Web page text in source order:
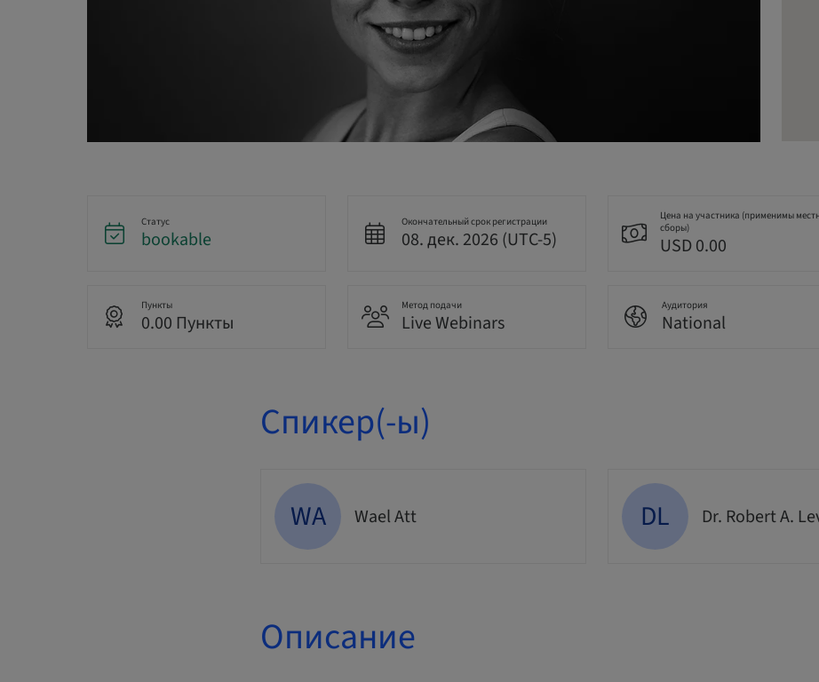
Статус
bookable
Окончательный срок регистрации
08. дек. 2026 (UTC-5)
Цена на участника (применимы
сборы)
USD 0.00
Пункты
0.00 Пункты
Метод подачи
Live Webinars
Аудитория
National
Спикер(-ы)
WA Wael Att DL Dr. Robert A.
Описание